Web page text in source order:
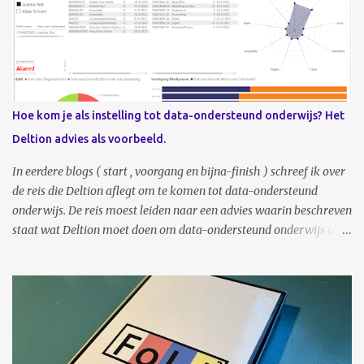
Hoe kom je als instelling tot data-ondersteund onderwijs? Het
Deltion advies als voorbeeld.
In eerdere blogs ( start , voorgang en bijna-finish ) schreef ik over
de reis die Deltion aflegt om te komen tot data-ondersteund
onderwijs. De reis moest leiden naar een advies waarin beschreven
staat wat Deltion moet doen om data-ondersteund onderwijs te
publicatie, maar ook tijdens de datadinsdag van maart
aanstaande. Midden 2023 is het advies ‘Uitzicht op inzicht’
opgeleverd, waaraan een keur aan Deltion medewerkers een jaar
lang heeft gewerkt. Niet enkel mensen van innovatie, ICT en